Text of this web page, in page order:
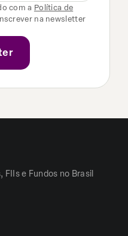
com a Política de
na newsletter
e Fundos no Brasil